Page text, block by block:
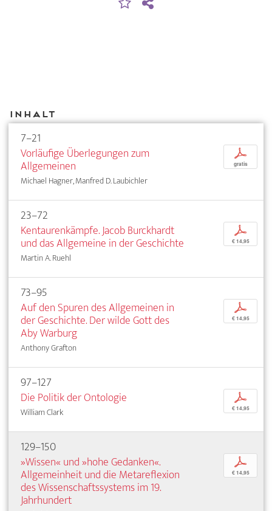
Inhalt
7–21
Vorläufige Überlegungen zum
Allgemeinen
Michael Hagner, Manfred D. Laubichler
p
gratis
23–72
Kentaurenkämpfe. Jacob Burckhardt
und das Allgemeine in der Geschichte
Martin A. Ruehl
p
€ 14,95
73–95
Auf den Spuren des Allgemeinen in
der Geschichte. Der wilde Gott des
Aby Warburg
Anthony Grafton
p
€ 14,95
97–127
Die Politik der Ontologie
William Clark
p
€ 14,95
129–150
»Wissen« und »hohe Gedanken«.
Allgemeinheit und die Metareflexion
des Wissenschaftssystems im 19.
Jahrhundert
p
€ 14,95